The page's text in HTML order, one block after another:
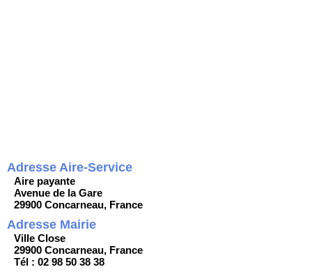
Adresse Aire-Service
Aire payante
Avenue de la Gare
29900 Concarneau, France
Adresse Mairie
Ville Close
29900 Concarneau, France
Tél : 02 98 50 38 38